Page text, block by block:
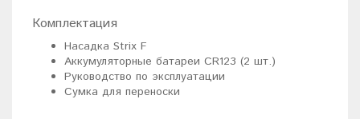
Комплектация
Насадка Strix F
Аккумуляторные батареи CR123 (2 шт.)
Руководство по эксплуатации
Сумка для переноски